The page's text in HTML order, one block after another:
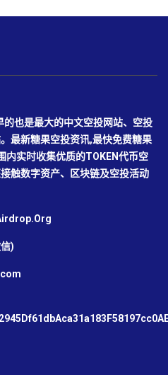
也是最大的中文空投网站、空投
最新糖果空投资讯,最快免费糖果
内实时收集优质的TOKEN代币空
触数字资产、区块链及空投活动
)